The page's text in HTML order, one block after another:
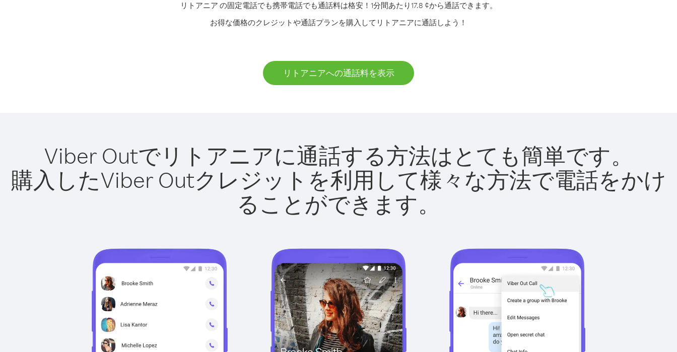
リトアニア の固定電話でも携帯電話でも通話料は格安！1分間あたり17.8 ¢から通話できます。
お得な価格のクレジットや通話プランを購入してリトアニアに通話しよう！
リトアニアへの通話料を表示
Viber Outでリトアニアに通話する方法はとても簡単です。
購入したViber Outクレジットを利用して様々な方法で電話をかけ
ることができます。